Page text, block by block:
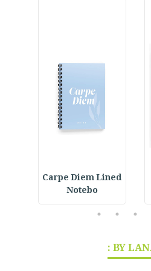
Carpe Diem Lined
Notebo
3
4
5